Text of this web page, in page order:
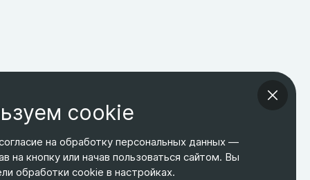
ТЕЛЕФОН
+7 495 266-65-67
ЭЛ. ПОЧТА
shop@relines.ru
АДРЕС
Москва, Гаражная 8
cookie
на обработку персональных данных —
на кнопку или начав пользоваться сайтом. Вы
обработки cookie в настройках.